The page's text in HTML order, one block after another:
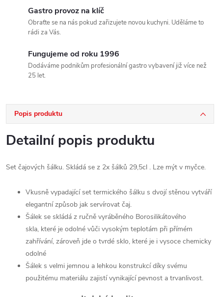
Gastro provoz na klíč
Obraťte se na nás pokud zařizujete novou kuchyni. Uděláme to
rádi za Vás.
Fungujeme od roku 1996
Dodáváme podnikům profesionální gastro vybavení již více než
25 let.
Popis produktu
Detailní popis produktu
Set čajových šálku. Skládá se z 2x šálků 29,5cl . Lze mýt v myčce.
Vkusně vypadající set termického šálku s dvojí stěnou vytváří
elegantní způsob jak servírovat čaj.
Šálek se skládá z ručně vyráběného Borosilikátového
skla, které je odolné vůči vysokým teplotám při přímém
zahřívání, zároveň jde o tvrdé sklo, které je i vysoce chemicky
odolné
Šálek s velmi jemnou a lehkou konstrukcí díky svému
použitému materiálu zajistí vynikající pevnost a trvanlivost.